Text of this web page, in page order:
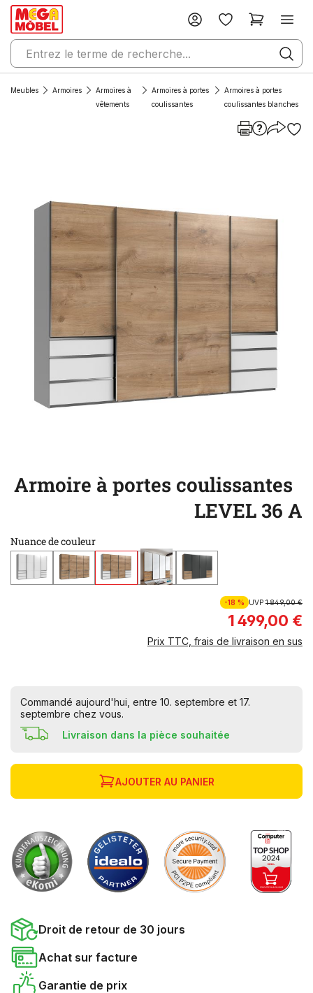
Meubles Armoires
Armoires à
vêtements
Armoires à portes
coulissantes
Armoires à portes
coulissantes blanches
Armoire à portes coulissantes
LEVEL 36 A
Nuance de couleur
-18 % UVP1 849,00 €
1 499,00 €
Prix TTC, frais de livraison en sus
Commandé aujourd'hui, entre 10. septembre et 17.
septembre chez vous.
Livraison dans la pièce souhaitée
AJOUTER AU PANIER
Droit de retour de 30 jours
Achat sur facture
Garantie de prix